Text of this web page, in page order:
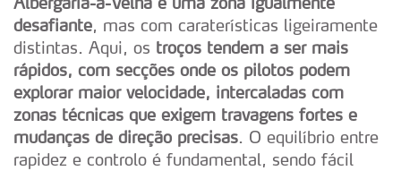
desafiante, mas com caraterísticas ligeiramente
distintas. Aqui, os troços tendem a ser mais
rápidos, com secções onde os pilotos podem
explorar maior velocidade, intercaladas com
zonas técnicas que exigem travagens fortes e
mudanças de direção precisas. O equilíbrio entre
rapidez e controlo é fundamental, sendo fácil